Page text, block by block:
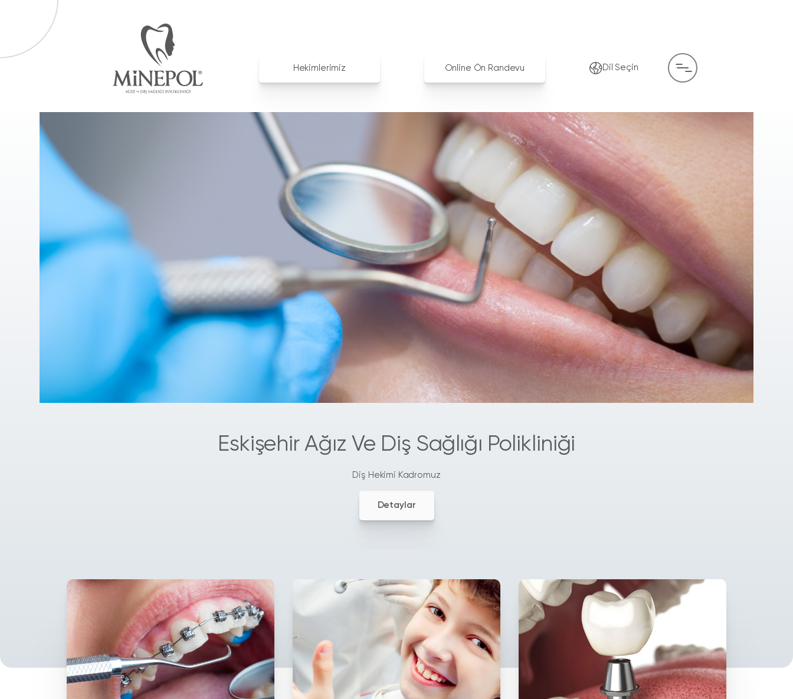
Hekimlerimiz Online Ön Randevu Dil Seçin
Eskişehir Ağız Ve Diş Sağlığı Polikliniği
Diş Hekimi Kadromuz
Detaylar